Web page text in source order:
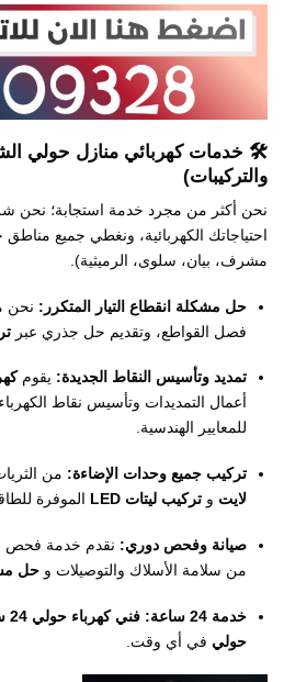
🛠️ خدماتكهربائي منازل حولي
والتركيبات)
نحن أكثر من مجرد خدمة استجابة؛ نحن
احتياجاتك الكهربائية، ونغطي جميع مناطق
مشرف، بيان، سلوى، الرميثية).
حل مشكلة انقطاع التيار المتكرر: نحن
فصل القواطع، وتقديم حل جذري عبر
تمديد وتأسيس النقاط الجديدة: يقوم
أعمال التمديدات وتأسيس نقاط
للمعايير الهندسية.
تركيب جميع وحدات الإضاءة: من
لايت و تركيب ليتات LED الموفرة
صيانة وفحص دوري: نقدم خدمة فحص
من سلامة الأسلاك والتوصيلات و حل
خدمة 24 ساعة: فني كهرباء حولي 24 ساعة
حولي في أي وقت.